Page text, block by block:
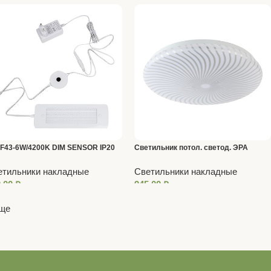
6W/4200K DIM SENSOR IP20
накладные
₽
Светильник потол. светод. ЭРА
45W-5К 5000К
Светильники накладные
945,00 ₽